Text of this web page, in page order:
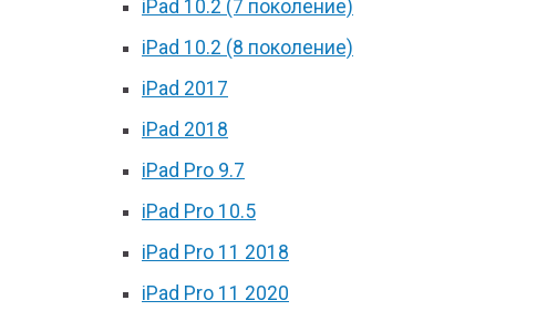
iPad 10.2 (7 поколение)
iPad 10.2 (8 поколение)
iPad 2017
iPad 2018
iPad Pro 9.7
iPad Pro 10.5
iPad Pro 11 2018
iPad Pro 11 2020